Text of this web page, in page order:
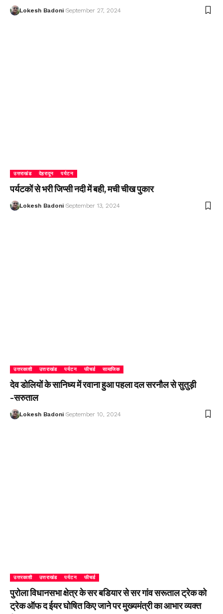
Lokesh Badoni September 27, 2024
उत्तराखंड देहरादून पर्यटन
पर्यटकों से भरी जिप्सी नदी में बही, मची चीख पुकार
Lokesh Badoni September 13, 2024
उत्तरकाशी उत्तराखंड पर्यटन फीचर्ड सामाजिक
देव डोलियों के सानिध्य में रवाना हुआ पहला दल सरनौल से सुतुड़ी
-सरुताल
Lokesh Badoni September 10, 2024
उत्तरकाशी उत्तराखंड पर्यटन फीचर्ड
पुरोला विधानसभा क्षेत्र के सर बडियार से सर गांव सरूताल ट्रेक को
ट्रेक ऑफ द ईयर घोषित किए जाने पर मुख्यमंत्री का आभार व्यक्त